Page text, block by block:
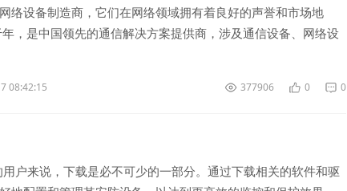
络设备制造商，它们在网络领域拥有着良好的声誉和市场地
，是中国领先的通信解决方案提供商，涉及通信设备、网络设
08:42:15 377906 0 0
户来说，下载是必不可少的一部分。通过下载相关的软件和驱